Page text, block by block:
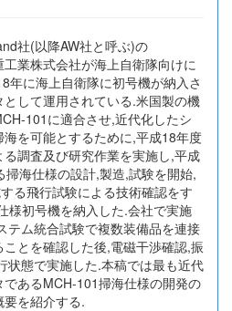
社(以降AW社と呼ぶ)の
業株式会社が海上自衛隊向けに
年に海上自衛隊に初号機が納入さ
して運用されている.米国製の機
101に適合させ,近代化したシ
を可能とするために,平成18年度
調査及び研究作業を実施し,平成
海仕様の設計,製造,試験を開始,
る飛行試験による技術確認をす
様初号機を納入した.会社で実施
テム統合試験で複数装備品を連接
とを確認した後,電磁干渉確認,振
状態で実施した.本稿では最も近代
あるMCH-101掃海仕様の開発の
を紹介する.